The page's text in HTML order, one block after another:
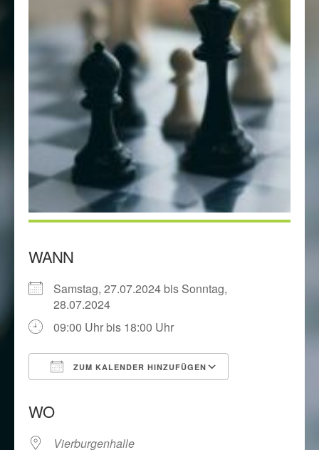
WANN
Samstag, 27.07.2024 bis Sonntag,
28.07.2024
09:00 Uhr bis 18:00 Uhr
ZUM KALENDER HINZUFÜGEN
WO
Vierburgenhalle